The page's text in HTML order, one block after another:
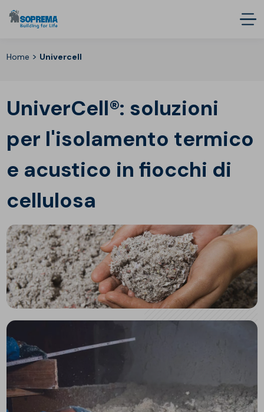
Home > Univercell
UniverCell®: soluzioni
per l'isolamento termico
e acustico in fiocchi di
cellulosa